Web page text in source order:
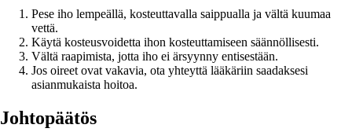
Pese iho lempeällä, kosteuttavalla saippualla ja vältä kuumaa
vettä.
Käytä kosteusvoidetta ihon kosteuttamiseen säännöllisesti.
Vältä raapimista, jotta iho ei ärsyynny entisestään.
Jos oireet ovat vakavia, ota yhteyttä lääkäriin saadaksesi
asianmukaista hoitoa.
Johtopäätös